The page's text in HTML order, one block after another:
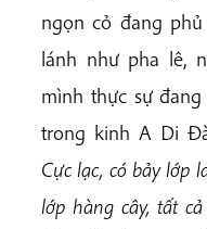
ngọn cỏ đang
lánh như pha lê,
mình thực sự
trong kinh A Di
Cực lạc, có bảy lớp
lớp hàng cây, tất